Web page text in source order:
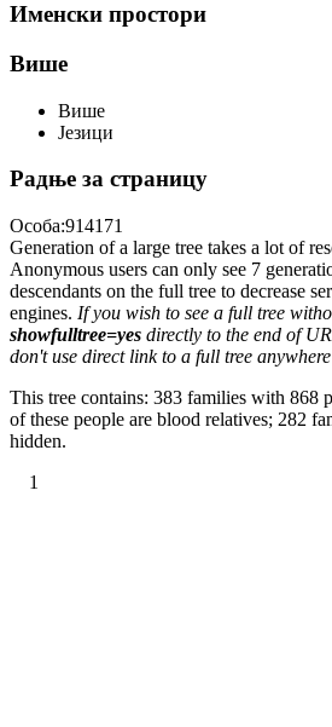
Именски простори
Више
Више
Језици
Радње за страницу
Особа:914171
Generation of a large tree takes a lot of
Anonymous users can only see 7
descendants on the full tree to decrease
engines. If you wish to see a full tree
showfulltree=yes directly to the end of
don't use direct link to a full tree anywhere
This tree contains: 383 families with 868
of these people are blood relatives; 282
hidden.
1